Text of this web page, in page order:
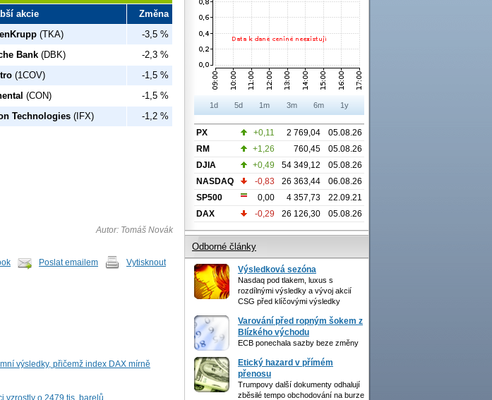
akcie
Změna
(TKA)
-3,5 %
Bank (DBK)
-2,3 %
(1COV)
-1,5 %
(CON)
-1,5 %
Technologies (IFX) -1,2 %
Autor: Tomáš Novák
Poslat emailem Vytisknout
výsledky, přičemž index DAX mírně
vzrostly o 2479 tis. barelů
1d 5d 1m 3m 6m 1y
PX +0,11 2 769,04
05.08.26
RM
+1,26 760,45
05.08.26
DJIA
+0,49 54 349,12
05.08.26
NASDAQ
-0,83 26 363,44
06.08.26
SP500
0,00 4 357,73
22.09.21
DAX
-0,29 26 126,30 05.08.26
Odborné články
Výsledková sezóna
Nasdaq pod tlakem, luxus s
rozdílnými výsledky a vývoj akcií
CSG před klíčovými výsledky
Varování před ropným šokem z
Blízkého východu
ECB ponechala sazby beze změny
Etický hazard v přímém
přenosu
Trumpovy další dokumenty odhalují
zběsilé tempo obchodování na burze